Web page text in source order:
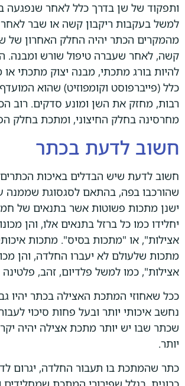
ותפקוד של שן בדרך כלל לאחר שנפגעה
למשל בעקבות ריקבון קשה או שבר
מהמקרים הכתר יהיה החלק האחרון של
קשה, לאחר שעברה טיפול שורש ומבנה.
להיות בורג מתכתי, מבנה יצוק מתכתי
כלל (פייברפוסט וקומפוזיט) שהוא
רבות, מחזק את השן ומונע סדקים. רוב
מחרסינה בחלק החיצוני, ומתכת בחלק
חשוב לדעת בכתר
חשוב לדעת שיש הבדלים באיכות הכתרים
שהורכבו בפה, בהתאם לסגסוגת שממנה
ישנן מתכות פשוטות אשר בתנאים של
יחלידו כמו כל ברזל בתנאים אלו, והן
אצילות", או "מתכות בסיס". מתכות
מתכות שלעולם לא יעברו החלדה, והן
אצילות", כמו למשל פלדיום, זהב, פלטינה
ככל שאחוזי המתכת האצילה בכתר יהיו
נחשב איכותי יותר ובעל פחות סיכוי
שכתר שבו יש יותר מתכת אצילה יהיה יקר
יותר.
כתר שהמתכת בו תעבור החלדה, יגרום